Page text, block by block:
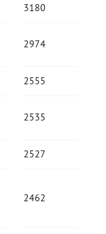
3180
2974
2555
2535
2527
2462